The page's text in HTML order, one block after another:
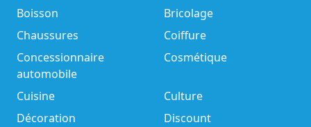
Boisson
Bricolage
Chaussures
Coiffure
Concessionnaire
automobile
Cosmétique
Cuisine
Culture
Décoration
Discount